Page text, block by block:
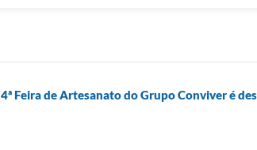
4ª Feira de Artesanato do Grupo Conviver é